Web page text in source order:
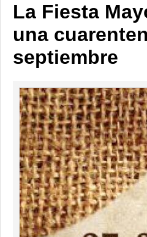
La Fiesta
una
septiembre